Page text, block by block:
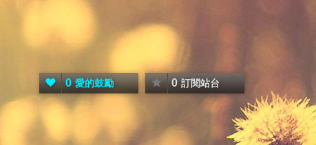
0 愛的鼓勵 0 訂閱站台